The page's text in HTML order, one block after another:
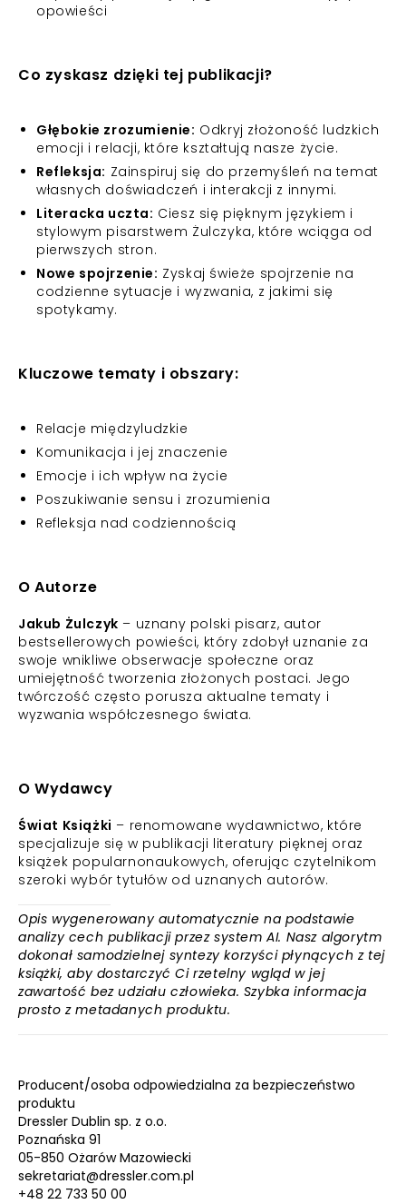
opowieści
Co zyskasz dzięki tej publikacji?
Głębokie zrozumienie: Odkryj złożoność ludzkich
emocji i relacji, które kształtują nasze życie.
Refleksja: Zainspiruj się do przemyśleń na temat
własnych doświadczeń i interakcji z innymi.
Literacka uczta: Ciesz się pięknym językiem i
stylowym pisarstwem Żulczyka, które wciąga od
pierwszych stron.
Nowe spojrzenie: Zyskaj świeże spojrzenie na
codzienne sytuacje i wyzwania, z jakimi się
spotykamy.
Kluczowe tematy i obszary:
Relacje międzyludzkie
Komunikacja i jej znaczenie
Emocje i ich wpływ na życie
Poszukiwanie sensu i zrozumienia
Refleksja nad codziennością
O Autorze
Jakub Żulczyk – uznany polski pisarz, autor
bestsellerowych powieści, który zdobył uznanie za
swoje wnikliwe obserwacje społeczne oraz
umiejętność tworzenia złożonych postaci. Jego
twórczość często porusza aktualne tematy i
wyzwania współczesnego świata.
O Wydawcy
Świat Książki – renomowane wydawnictwo, które
specjalizuje się w publikacji literatury pięknej oraz
książek popularnonaukowych, oferując czytelnikom
szeroki wybór tytułów od uznanych autorów.
Opis wygenerowany automatycznie na podstawie
analizy cech publikacji przez system AI. Nasz algorytm
dokonał samodzielnej syntezy korzyści płynących z tej
książki, aby dostarczyć Ci rzetelny wgląd w jej
zawartość bez udziału człowieka. Szybka informacja
prosto z metadanych produktu.
Producent/osoba odpowiedzialna za bezpieczeństwo
produktu
Dressler Dublin sp. z o.o.
Poznańska 91
05-850 Ożarów Mazowiecki
sekretariat@dressler.com.pl
+48 22 733 50 00